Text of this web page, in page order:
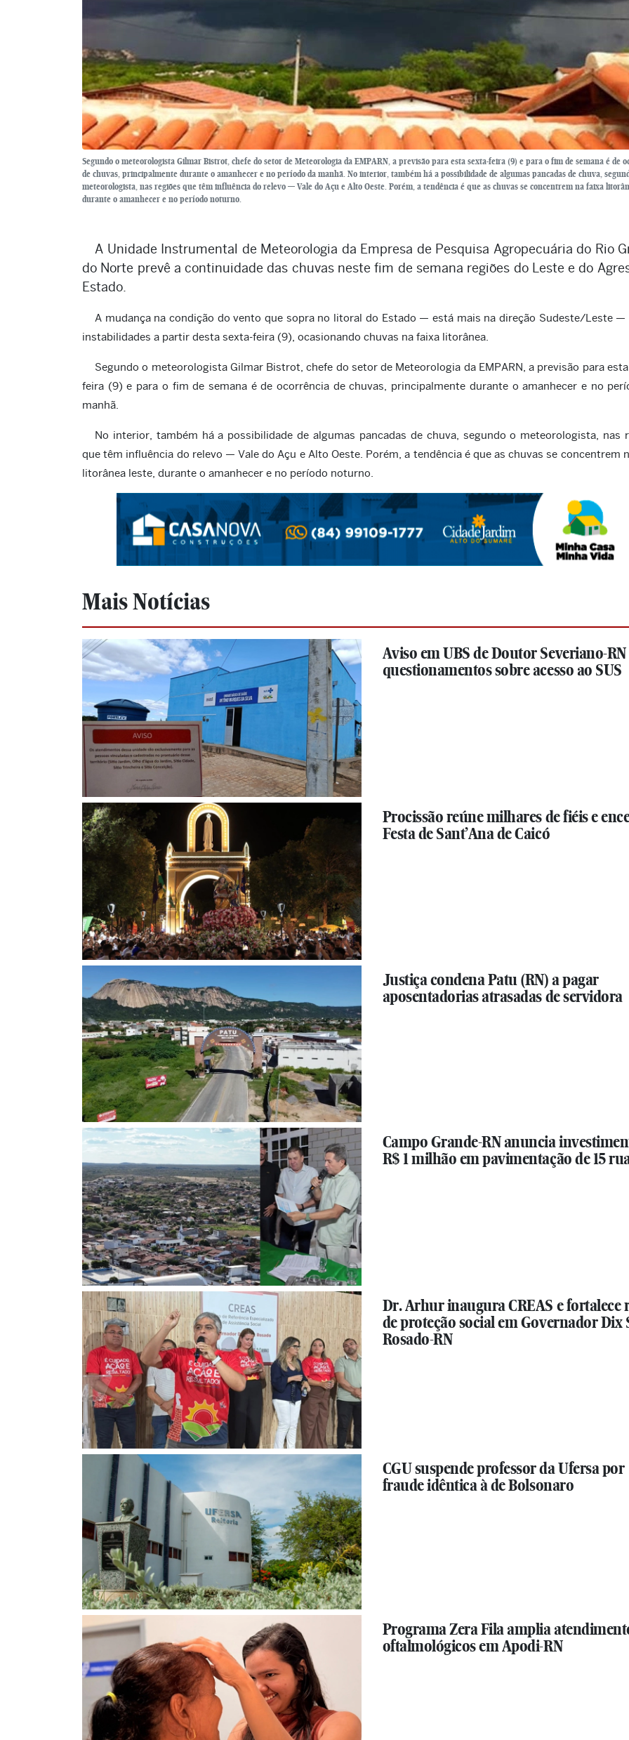
Segundo o meteorologista Gilmar Bistrot, chefe do setor de Meteorologia da EMPARN, a previsão para esta sexta-feira (9) e para o fim de semana é de
de chuvas, principalmente durante o amanhecer e no período da manhã. No interior, também há a possibilidade de algumas pancadas de chuva,
meteorologista, nas regiões que têm influência do relevo — Vale do Açu e Alto Oeste. Porém, a tendência é que as chuvas se concentrem na faixa
durante o amanhecer e no período noturno.
A Unidade Instrumental de Meteorologia da Empresa de Pesquisa Agropecuária do Rio
do Norte prevê a continuidade das chuvas neste fim de semana regiões do Leste e do
Estado.
A mudança na condição do vento que sopra no litoral do Estado — está mais na direção Sudeste/Leste —
instabilidades a partir desta sexta-feira (9), ocasionando chuvas na faixa litorânea.
Segundo o meteorologista Gilmar Bistrot, chefe do setor de Meteorologia da EMPARN, a previsão para
feira (9) e para o fim de semana é de ocorrência de chuvas, principalmente durante o amanhecer e no
manhã.
No interior, também há a possibilidade de algumas pancadas de chuva, segundo o meteorologista, nas
que têm influência do relevo — Vale do Açu e Alto Oeste. Porém, a tendência é que as chuvas se concentrem
litorânea leste, durante o amanhecer e no período noturno.
Mais Notícias
Aviso em UBS de Doutor Severiano-
questionamentos sobre acesso ao SUS
Procissão reúne milhares de fiéis e
Festa de Sant’Ana de Caicó
Justiça condena Patu (RN) a pagar
aposentadorias atrasadas de servidora
Campo Grande-RN anuncia
R$ 1 milhão em pavimentação de 15
Dr. Arhur inaugura CREAS e fortalece
de proteção social em Governador Dix
Rosado-RN
CGU suspende professor da Ufersa por
fraude idêntica à de Bolsonaro
Programa Zera Fila amplia
oftalmológicos em Apodi-RN